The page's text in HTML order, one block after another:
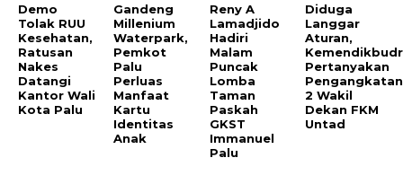
Demo
Tolak RUU
Kesehatan,
Ratusan
Nakes
Datangi
Kantor Wali
Kota Palu
Gandeng
Millenium
Waterpark,
Pemkot
Palu
Perluas
Manfaat
Kartu
Identitas
Anak
Reny A
Lamadjido
Hadiri
Malam
Puncak
Lomba
Taman
Paskah
GKST
Immanuel
Palu
Diduga
Langgar
Aturan,
Pertanyakan
Pengangkatan
2 Wakil
Dekan FKM
Untad